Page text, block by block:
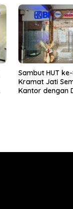
Sambut HUT ke-
Kramat Jati
Kantor dengan